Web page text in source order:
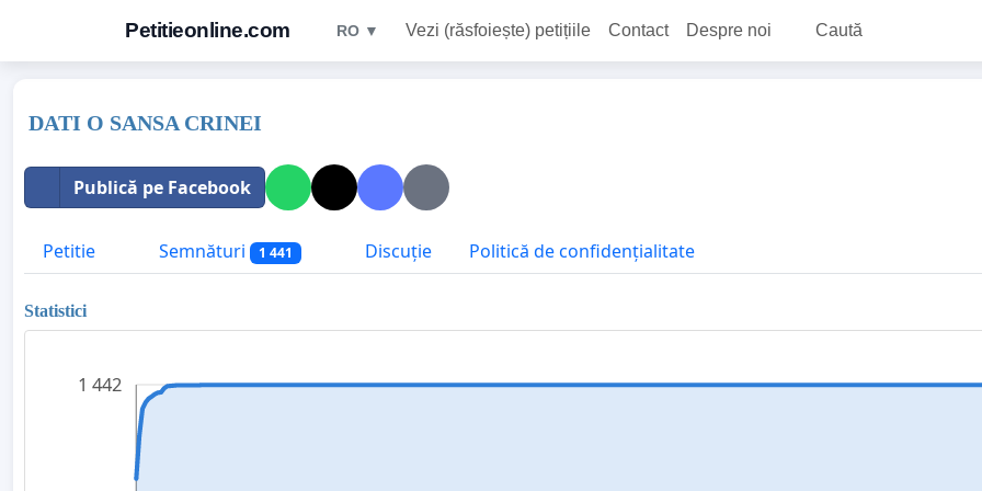
Petitieonline.com RO ▼ Vezi (răsfoiește) petițiile Contact Despre noi Caută
DATI O SANSA CRINEI
Publică pe Facebook
Petitie Semnături 1 441 Discuție Politică de confidențialitate
Statistici
1 442